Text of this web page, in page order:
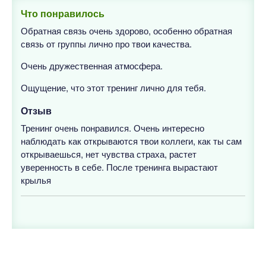
Что понравилось
Обратная связь очень здорово, особенно обратная
связь от группы лично про твои качества.
Очень дружественная атмосфера.
Ощущение, что этот тренинг лично для тебя.
Отзыв
Тренинг очень понравился. Очень интересно
наблюдать как открываются твои коллеги, как ты сам
открываешься, нет чувства страха, растет
уверенность в себе. После тренинга вырастают
крылья